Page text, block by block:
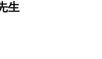
生